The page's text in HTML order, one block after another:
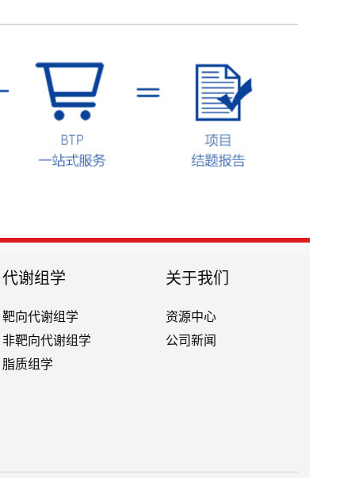
代谢组学
靶向代谢组学
非靶向代谢组学
脂质组学
关于我们
资源中心
公司新闻